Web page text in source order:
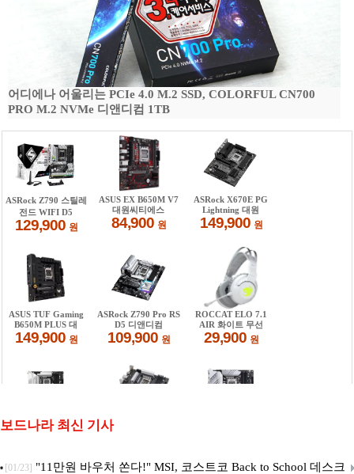
어디에나 어울리는 PCIe 4.0 M.2 SSD, COLORFUL CN700
PRO M.2 NVMe 디앤디컴 1TB
보드나라 최신 기사
[01/23] "11만원 바우처 쏜다!" MSI, 코스트코 Back to School 데스크